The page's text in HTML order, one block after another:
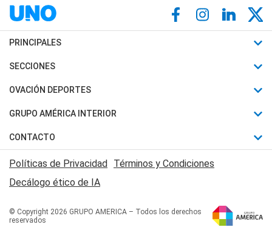
PRINCIPALES
Últimas Noticias
Política
Judiciales
Economia
SECCIONES
Horóscopo
Motores
Trucos caseros
Series y Películas
Edictos y Solicitadas
OVACIÓN DEPORTES
Fútbol
Mundial
Automovilismo
Rugby
Básquet
GRUPO AMÉRICA INTERIOR
Canal 7 en Vivo
San Juan 8
CONTACTO
Acerca de Nosotros
Contactanos
Políticas de Privacidad Términos y Condiciones
Decálogo ético de IA
© Copyright 2026 GRUPO AMERICA – Todos los derechos
reservados